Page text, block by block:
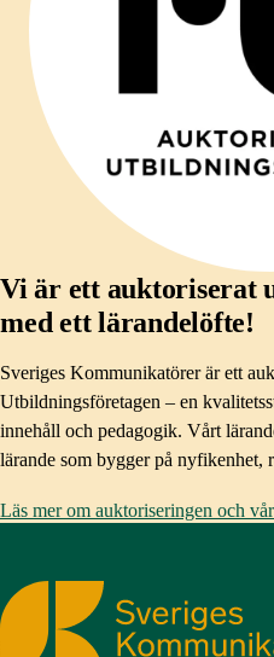
Vi är ett auktoriserat
med ett lärandelöfte!
Sveriges Kommunikatörer är ett
Utbildningsföretagen – en
innehåll och pedagogik. Vårt
lärande som bygger på
Läs mer om auktoriseringen och
Sveriges Kommunikatörer